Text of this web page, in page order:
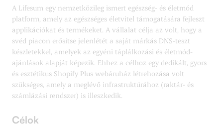
A Lifesum egy nemzetközileg ismert egészség- és életmód
platform, amely az egészséges életvitel támogatására fejleszt
applikációkat és termékeket. A vállalat célja az volt, hogy a
svéd piacon erősítse jelenlétét a saját márkás DNS-teszt
készletekkel, amelyek az egyéni táplálkozási és életmód-
ajánlások alapját képezik. Ehhez a célhoz egy dedikált, gyors
és esztétikus Shopify Plus webáruház létrehozása volt
szükséges, amely a meglévő infrastruktúrához (raktár- és
számlázási rendszer) is illeszkedik.
Célok